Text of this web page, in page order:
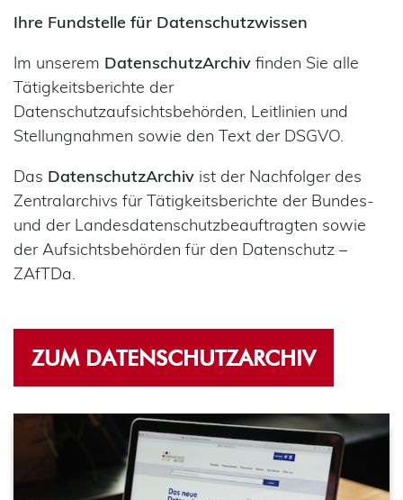
Ihre Fundstelle für Datenschutzwissen
Im unserem DatenschutzArchiv finden Sie alle
Tätigkeitsberichte der
Datenschutzaufsichtsbehörden, Leitlinien und
Stellungnahmen sowie den Text der DSGVO.
Das DatenschutzArchiv ist der Nachfolger des
Zentralarchivs für Tätigkeitsberichte der Bundes-
und der Landesdatenschutzbeauftragten sowie
der Aufsichtsbehörden für den Datenschutz –
ZAfTDa.
ZUM DATENSCHUTZARCHIV